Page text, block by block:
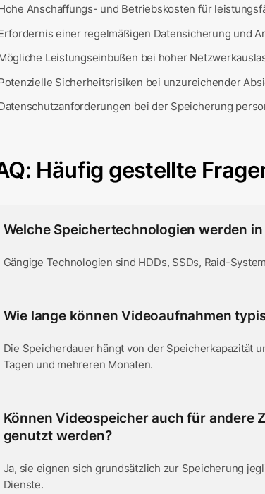
Anschaffungs- und Betriebskosten für
einer regelmäßigen Datensicherung und
Leistungseinbußen bei hoher
Sicherheitsrisiken bei unzureichender
bei der Speicherung
Häufig gestellte
Welche Speichertechnologien werden
Gängige Technologien sind HDDs, SSDs, Raid-
Wie lange können Videoaufnahmen
Die Speicherdauer hängt von der Speicherkapazität
Tagen und mehreren Monaten.
Können Videospeicher auch für andere
genutzt werden?
Ja, sie eignen sich grundsätzlich zur Speicherung
Dienste.